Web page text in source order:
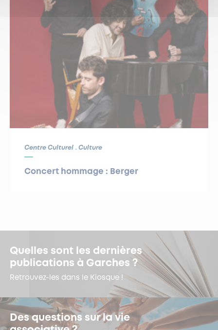
Centre Culturel Culture
Concert hommage : Berger
Quelles sont les dernières
publications à Garches ?
Retrouvez-les dans le Kiosque !
Des questions sur la vie